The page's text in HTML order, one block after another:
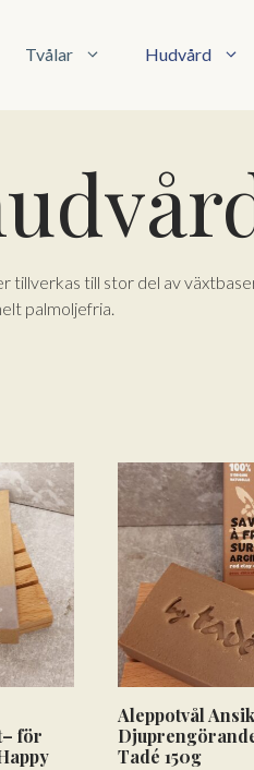
Tvålar Hudvård
tillverkas till stor del av
palmoljefria.
för
Aleppotvål
Tadé 150g